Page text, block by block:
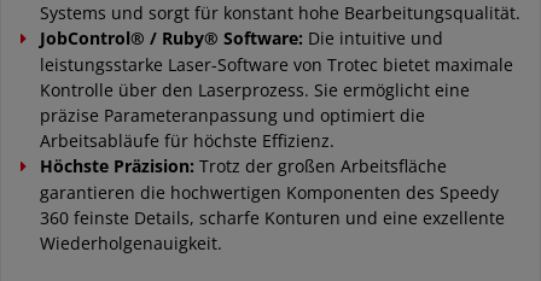
Systems und sorgt für konstant hohe Bearbeitungsqualität.
JobControl® / Ruby® Software: Die intuitive und
leistungsstarke Laser-Software von Trotec bietet maximale
Kontrolle über den Laserprozess. Sie ermöglicht eine
präzise Parameteranpassung und optimiert die
Arbeitsabläufe für höchste Effizienz.
Höchste Präzision: Trotz der großen Arbeitsfläche
garantieren die hochwertigen Komponenten des Speedy
360 feinste Details, scharfe Konturen und eine exzellente
Wiederholgenauigkeit.